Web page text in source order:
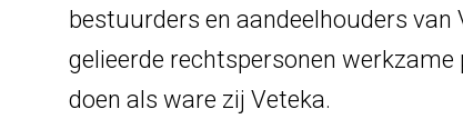
bestuurders en aandeelhouders van
gelieerde rechtspersonen werkzame
doen als ware zij Veteka.